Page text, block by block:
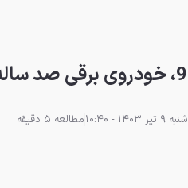
شنبه 9 تیر 1403 - 10:40
مطالعه 5 دقیقه